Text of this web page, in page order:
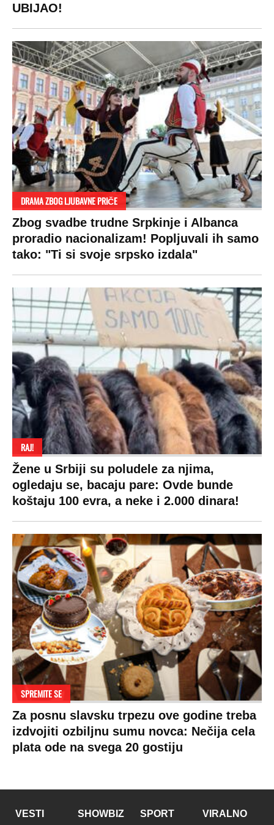
UBIJAO!
DRAMA ZBOG LJUBAVNE PRIČE
Zbog svadbe trudne Srpkinje i Albanca
proradio nacionalizam! Popljuvali ih samo
tako: "Ti si svoje srpsko izdala"
RAJ!
Žene u Srbiji su poludele za njima,
ogledaju se, bacaju pare: Ovde bunde
koštaju 100 evra, a neke i 2.000 dinara!
SPREMITE SE
Za posnu slavsku trpezu ove godine treba
izdvojiti ozbiljnu sumu novca: Nečija cela
plata ode na svega 20 gostiju
VESTI SHOWBIZ SPORT VIRALNO